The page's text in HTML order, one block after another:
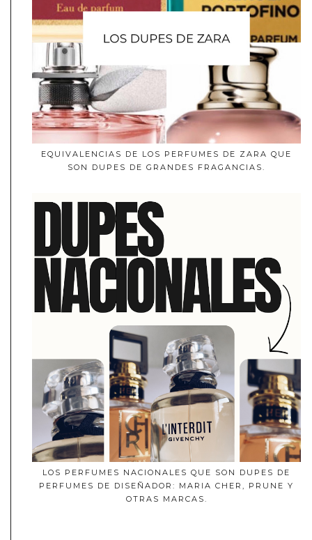
EQUIVALENCIAS DE LOS PERFUMES DE ZARA QUE
SON DUPES DE GRANDES FRAGANCIAS.
LOS PERFUMES NACIONALES QUE SON DUPES DE
PERFUMES DE DISEÑADOR: MARIA CHER, PRUNE Y
OTRAS MARCAS.